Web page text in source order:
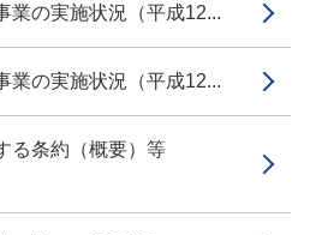
の実施状況（平成12...
の実施状況（平成12...
る条約（概要）等